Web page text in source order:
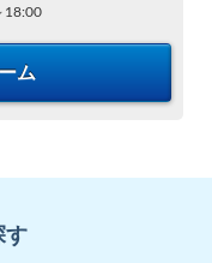
18:00
ム
す